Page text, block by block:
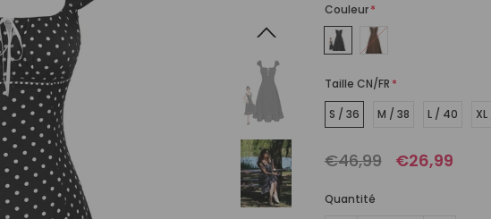
Couleur*
Taille CN/FR *
S / 36
M / 38 L / 40
€46,99 €26,99
Quantité